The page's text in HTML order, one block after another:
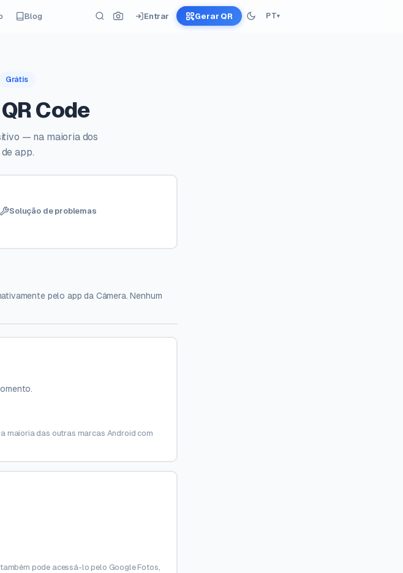
Blog Entrar Gerar QR PT▾
Grátis
Code
— na maioria dos
app.
Solução de problemas
pelo app da Câmera. Nenhum
maioria das outras marcas Android com
pode acessá-lo pelo Google Fotos,